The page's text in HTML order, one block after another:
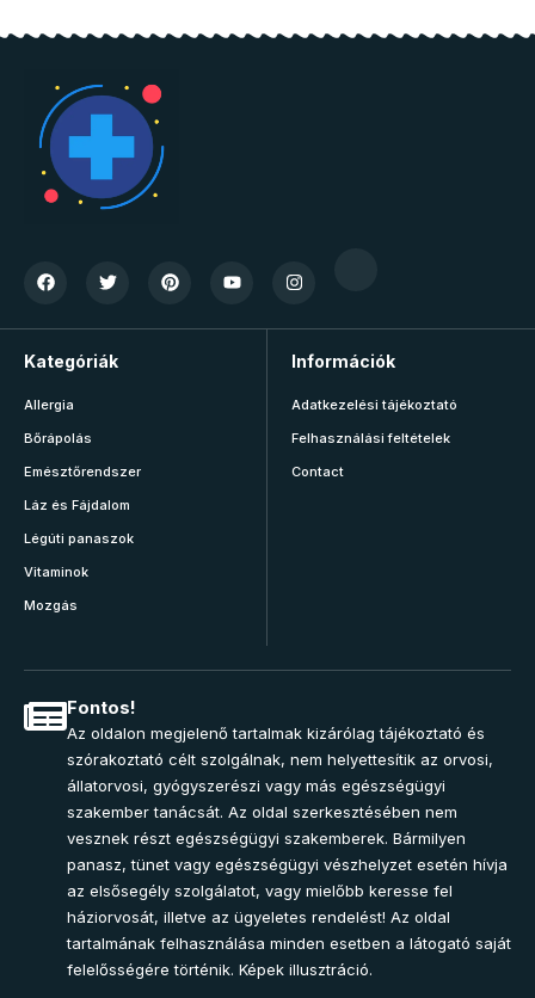
Kategóriák
Allergia
Bőrápolás
Emésztőrendszer
Láz és Fájdalom
Légúti panaszok
Vitaminok
Mozgás
Információk
Adatkezelési tájékoztató
Felhasználási feltételek
Contact
Fontos!
Az oldalon megjelenő tartalmak kizárólag tájékoztató és
szórakoztató célt szolgálnak, nem helyettesítik az orvosi,
állatorvosi, gyógyszerészi vagy más egészségügyi
szakember tanácsát. Az oldal szerkesztésében nem
vesznek részt egészségügyi szakemberek. Bármilyen
panasz, tünet vagy egészségügyi vészhelyzet esetén hívja
az elsősegély szolgálatot, vagy mielőbb keresse fel
háziorvosát, illetve az ügyeletes rendelést! Az oldal
tartalmának felhasználása minden esetben a látogató saját
felelősségére történik. Képek illusztráció.